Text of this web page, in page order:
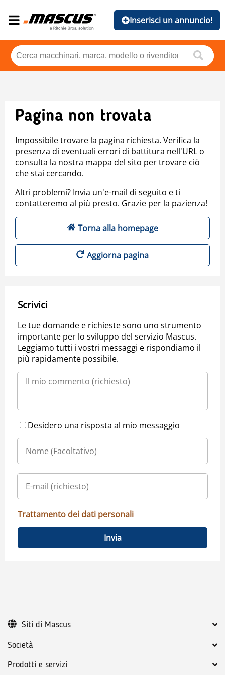
Inserisci un annuncio!
Pagina non trovata
Impossibile trovare la pagina richiesta. Verifica la
presenza di eventuali errori di battitura nell'URL o
consulta la nostra mappa del sito per trovare ciò
che stai cercando.
Altri problemi? Invia un'e-mail di seguito e ti
contatteremo al più presto. Grazie per la pazienza!
Torna alla homepage
Aggiorna pagina
Scrivici
Le tue domande e richieste sono uno strumento
importante per lo sviluppo del servizio Mascus.
Leggiamo tutti i vostri messaggi e rispondiamo il
più rapidamente possibile.
Desidero una risposta al mio messaggio
Trattamento dei dati personali
Invia
Società
Prodotti e servizi
Siti di Mascus